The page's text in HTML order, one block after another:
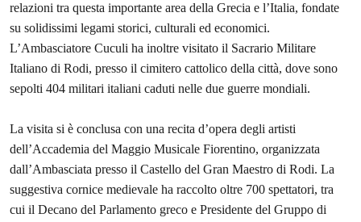
relazioni tra questa importante area della Grecia e l’Italia, fondate
su solidissimi legami storici, culturali ed economici.
L’Ambasciatore Cuculi ha inoltre visitato il Sacrario Militare
Italiano di Rodi, presso il cimitero cattolico della città, dove sono
sepolti 404 militari italiani caduti nelle due guerre mondiali.
La visita si è conclusa con una recita d’opera degli artisti
dell’Accademia del Maggio Musicale Fiorentino, organizzata
dall’Ambasciata presso il Castello del Gran Maestro di Rodi. La
suggestiva cornice medievale ha raccolto oltre 700 spettatori, tra
cui il Decano del Parlamento greco e Presidente del Gruppo di